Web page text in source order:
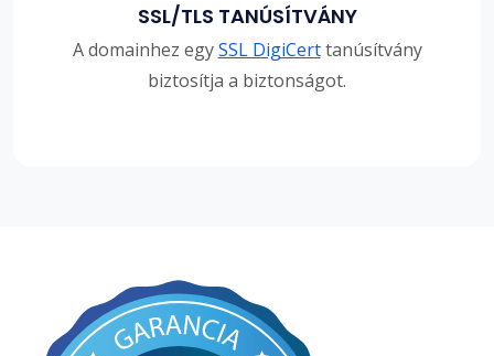
SSL/TLS TANÚSÍTVÁNY
A domainhez egySSL DigiCerttanúsítvány
biztosítja a biztonságot.